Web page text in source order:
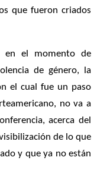
que fueron criados
en el momento de
de género, la
el cual fue un paso
no va a
acerca del
de lo que
y que ya no están